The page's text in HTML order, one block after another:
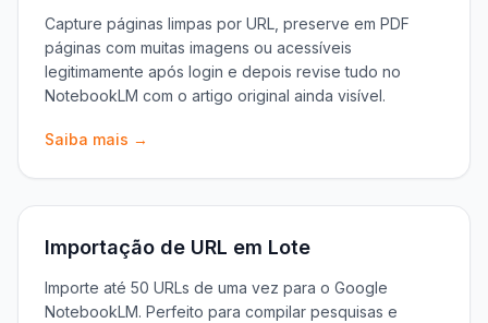
Capture páginas limpas por URL, preserve em PDF
páginas com muitas imagens ou acessíveis
legitimamente após login e depois revise tudo no
NotebookLM com o artigo original ainda visível.
Saiba mais →
Importação de URL em Lote
Importe até 50 URLs de uma vez para o Google
NotebookLM. Perfeito para compilar pesquisas e